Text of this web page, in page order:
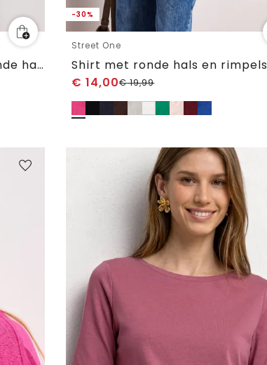
Shirt met 3/4-mouwen en ronde hals in gebreide look
-30%
Street One
Shirt met ronde hals en rimpels
€ 14,00€19,99